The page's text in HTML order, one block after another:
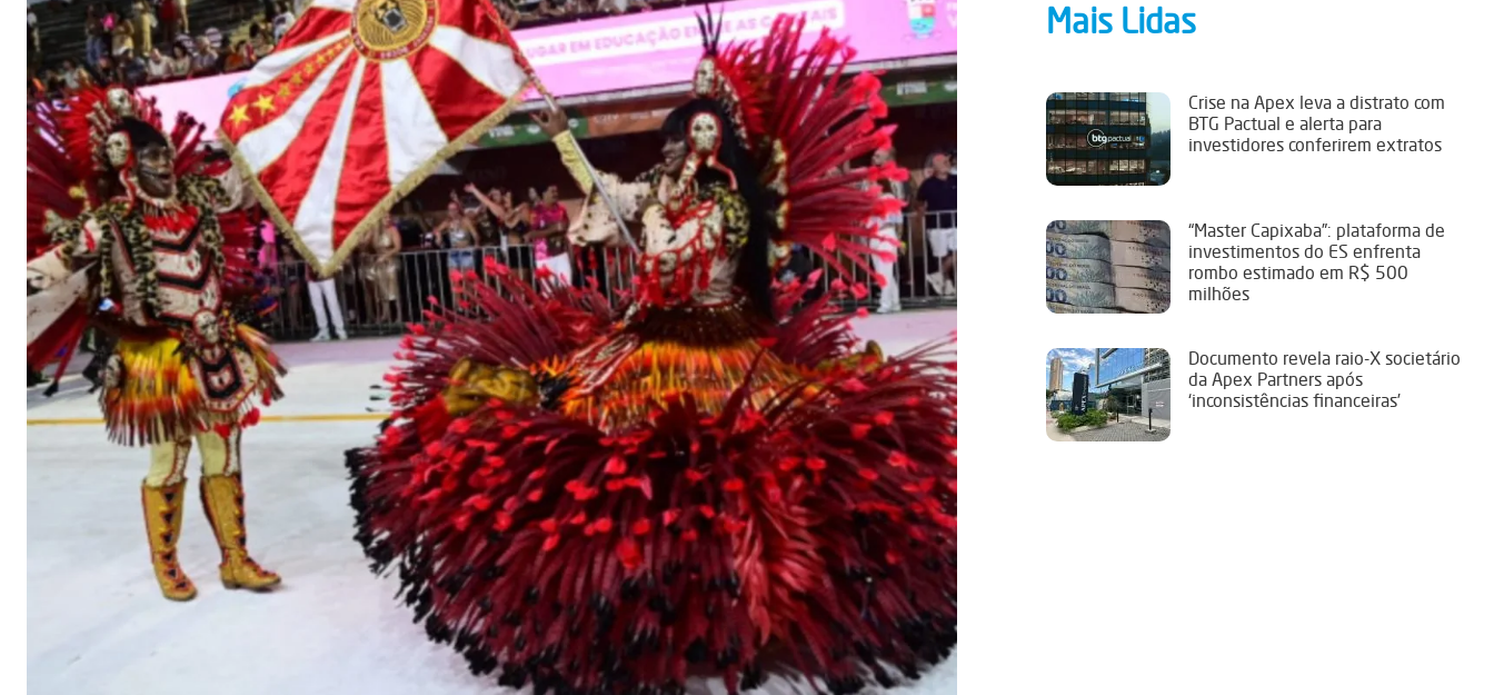
Mais Lidas
Crise na Apex leva a distrato com
BTG Pactual e alerta para
investidores conferirem extratos
“Master Capixaba”: plataforma de
investimentos do ES enfrenta
rombo estimado em R$ 500
milhões
Documento revela raio-X societário
da Apex Partners após
‘inconsistências financeiras’